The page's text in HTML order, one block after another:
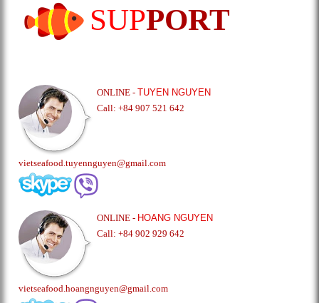
SUPPORT
ONLINE -TUYEN NGUYEN
Call: +84 907 521 642
vietseafood.tuyennguyen@gmail.com
ONLINE - HOANG NGUYEN
Call: +84 902 929 642
vietseafood.hoangnguyen@gmail.com